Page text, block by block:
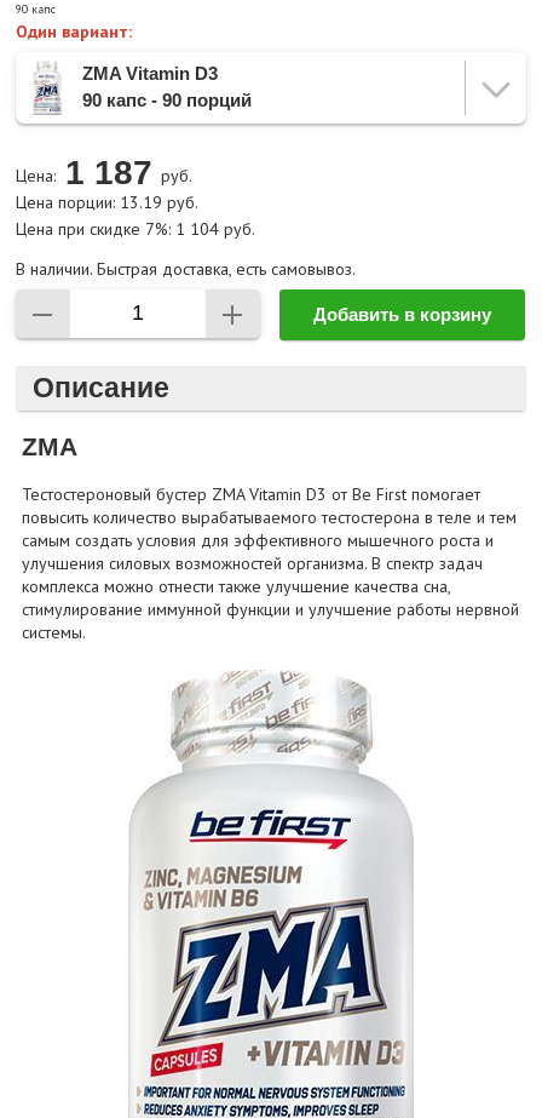
90 капс
Один вариант:
ZMA Vitamin D3
90 капс - 90 порций
Цена: 1 187 руб.
Цена порции: 13.19 руб.
Цена при скидке 7%: 1 104 руб.
В наличии. Быстрая доставка, есть самовывоз.
Добавить в корзину
Описание
ZMA
Тестостероновый бустер ZMA Vitamin D3 от Be First помогает
повысить количество вырабатываемого тестостерона в теле и тем
самым создать условия для эффективного мышечного роста и
улучшения силовых возможностей организма. В спектр задач
комплекса можно отнести также улучшение качества сна,
стимулирование иммунной функции и улучшение работы нервной
системы.